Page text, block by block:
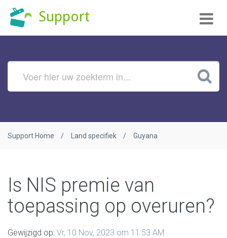
Support
Support Home Land specifiek Guyana
Is NIS premie van
toepassing op overuren?
Gewijzigd op: Vr, 10 Nov, 2023 om 11:53 AM